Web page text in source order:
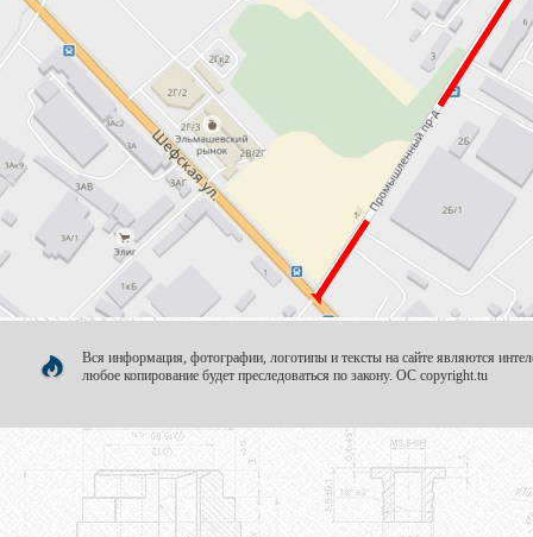
Вся информация, фотографии, логотипы и тексты на сайте являются
любое копирование будет преследоваться по закону. OC copyright.tu